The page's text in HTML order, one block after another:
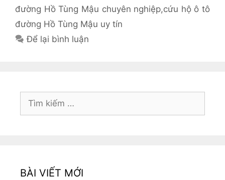
đường Hồ Tùng Mậu chuyên nghiệp,cứu hộ ô tô
đường Hồ Tùng Mậu uy tín
Để lại bình luận
Tìm
BÀI VIẾT MỚI